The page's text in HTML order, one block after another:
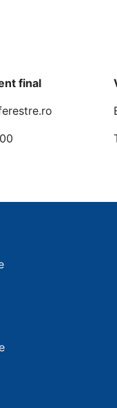
final